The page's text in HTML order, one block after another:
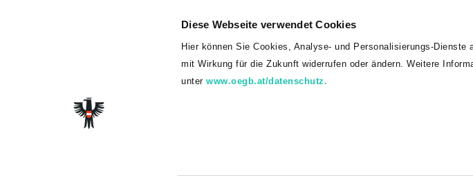
Diese Webseite verwendet Cookies
Hier können Sie Cookies, Analyse- und Personalisierungs-
mit Wirkung für die Zukunft widerrufen oder ändern. Weitere
unterwww.oegb.at/datenschutz.
Elke Rosenfelder